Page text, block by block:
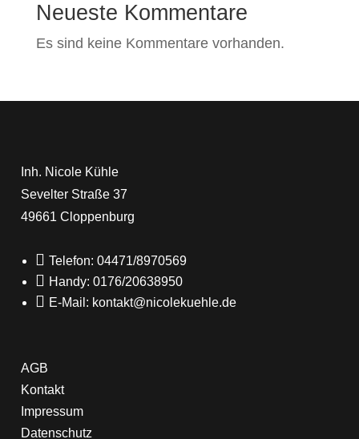
Neueste Kommentare
Es sind keine Kommentare vorhanden.
Inh. Nicole Kühle
Sevelter Straße 37
49661 Cloppenburg
 Telefon: 04471/8970569
 Handy: 0176/20638950
 E-Mail: kontakt@nicolekuehle.de
AGB
Kontakt
Impressum
Datenschutz